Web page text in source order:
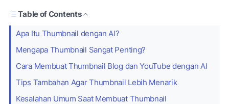
Table of Contents
Apa Itu Thumbnail dengan AI?
Mengapa Thumbnail Sangat Penting?
Cara Membuat Thumbnail Blog dan YouTube dengan AI
Tips Tambahan Agar Thumbnail Lebih Menarik
Kesalahan Umum Saat Membuat Thumbnail